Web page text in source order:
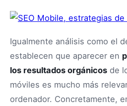
Igualmente análisis como el
establecen que aparecer en
los resultados orgánicos de
móviles es mucho más
ordenador. Concretamente,